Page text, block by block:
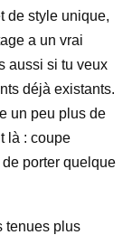
de style unique,
a un vrai
aussi si tu veux
déjà existants.
un peu plus de
là : coupe
porter quelque
tenues plus